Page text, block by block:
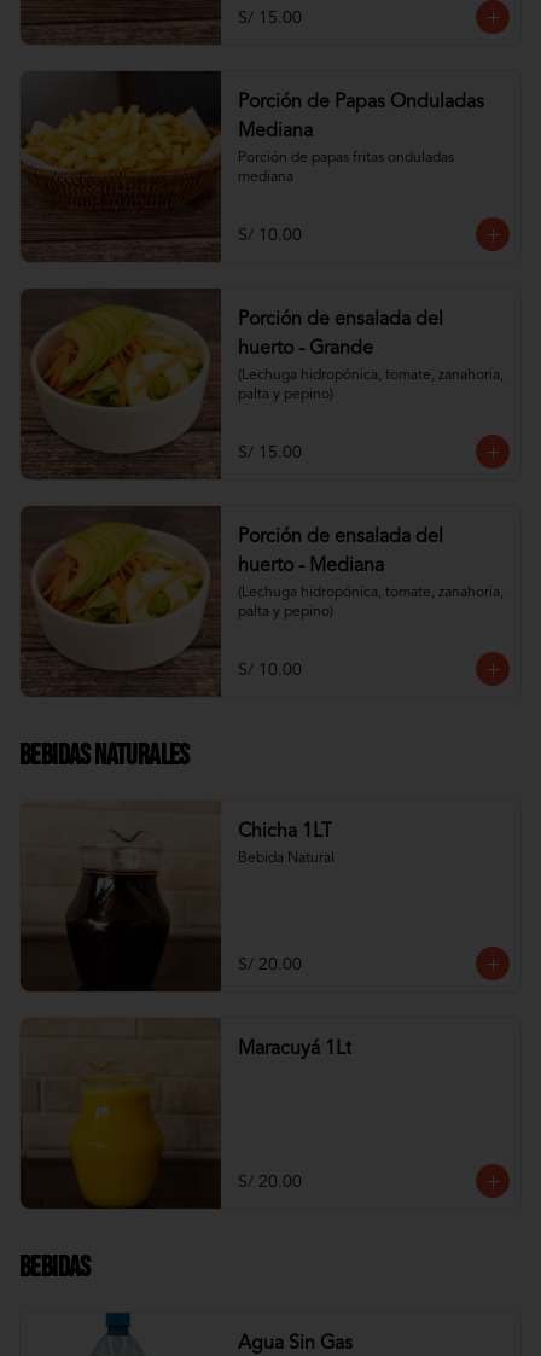
S/ 15.00
Porción de Papas Onduladas
Mediana
Porción de papas fritas onduladas
mediana
S/ 10.00
Porción de ensalada del
huerto - Grande
(Lechuga hidropónica, tomate, zanahoria,
palta y pepino)
S/ 15.00
Porción de ensalada del
huerto - Mediana
(Lechuga hidropónica, tomate, zanahoria,
palta y pepino)
S/ 10.00
Bebidas Naturales
Chicha 1LT
Bebida Natural
S/ 20.00
Maracuyá 1Lt
S/ 20.00
Bebidas
Agua Sin Gas